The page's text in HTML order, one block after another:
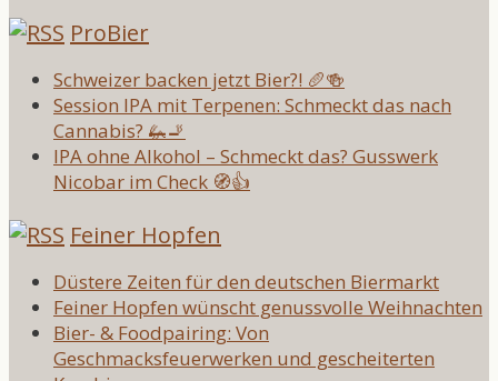
ProBier
Schweizer backen jetzt Bier?! 🥖🍻
Session IPA mit Terpenen: Schmeckt das nach
Cannabis? 🦗🚬
IPA ohne Alkohol – Schmeckt das? Gusswerk
Nicobar im Check 🧭👍
Feiner Hopfen
Düstere Zeiten für den deutschen Biermarkt
Feiner Hopfen wünscht genussvolle Weihnachten
Bier- & Foodpairing: Von
Geschmacksfeuerwerken und gescheiterten